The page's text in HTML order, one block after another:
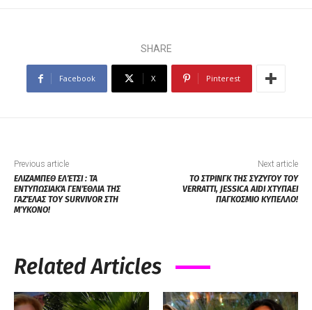
SHARE
Facebook X Pinterest
Previous article
ΕΛΙΖΑΜΠΕΘ ΕΛΈΤΣΙ : ΤΑ
ΕΝΤΥΠΩΣΙΑΚΆ ΓΕΝΈΘΛΙΑ ΤΗΣ
ΓΑΖΈΛΑΣ ΤΟΥ SURVIVOR ΣΤΗ
ΜΎΚΟΝΟ!
Next article
ΤΟ ΣΤΡΙΝΓΚ ΤΗΣ ΣΥΖΥΓΟΥ ΤΟΥ
VERRATTI, JESSICA AIDI ΧΤΥΠΑΕΙ
ΠΑΓΚΟΣΜΙΟ ΚΥΠΕΛΛΟ!
Related Articles